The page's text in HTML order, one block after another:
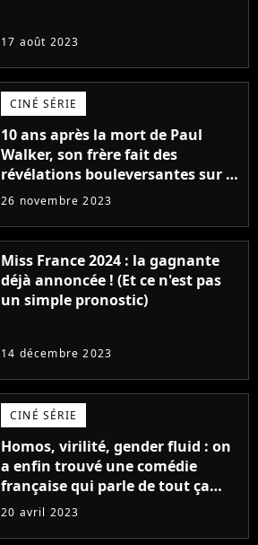
17 août 2023
CINÉ SÉRIE
10 ans après la mort de Paul
Walker, son frère fait des
révélations bouleversantes sur la
réaction des acteurs de Fast and
26 novembre 2023
Miss France 2024 : la gagnante
déjà annoncée ! (Et ce n'est pas
un simple pronostic)
14 décembre 2023
CINÉ SÉRIE
Homos, virilité, gender fluid : on
a enfin trouvé une comédie
française qui parle de tout ça
sans être super ringarde
20 avril 2023